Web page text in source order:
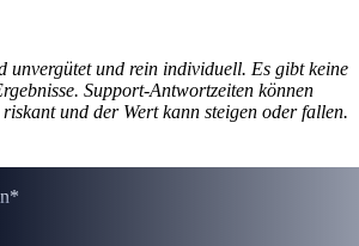
unvergütet und rein individuell. Es gibt keine
Support-Antwortzeiten können
und der Wert kann steigen oder fallen.